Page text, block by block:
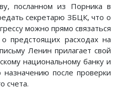
посланном из Порника в
секретарю ЗБЦК, что о
можно прямо связаться
предстоящих расходах на
Ленин прилагает свой
национальному банку и
после проверки
счета.